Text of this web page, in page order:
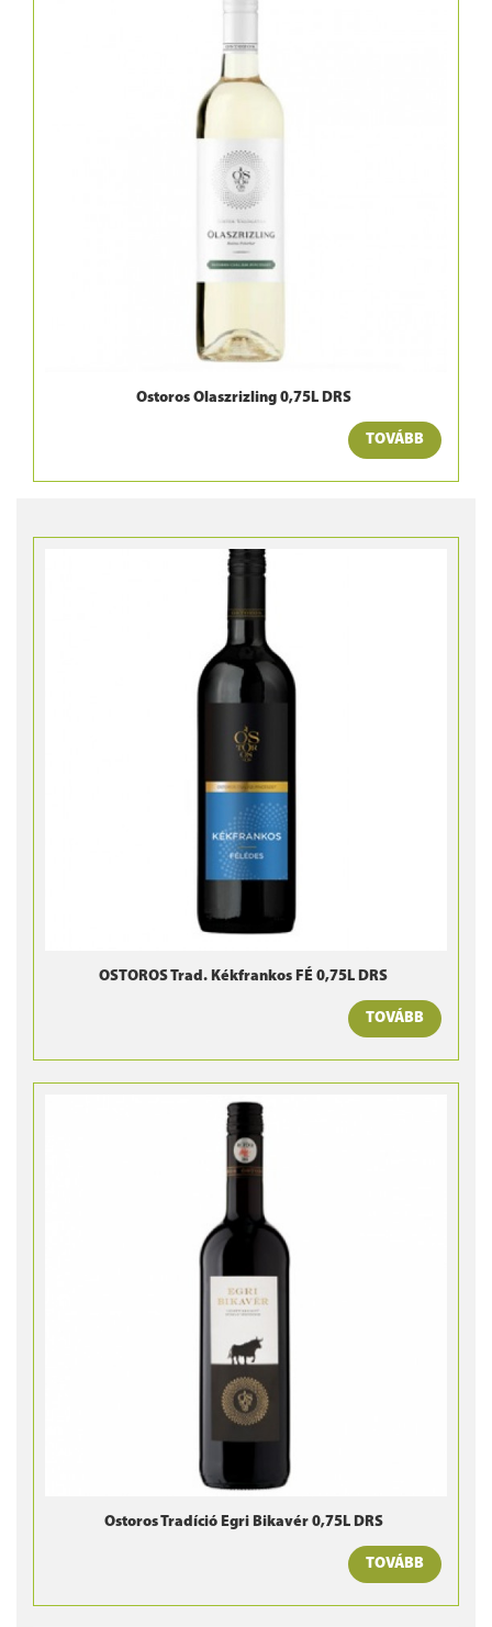
Ostoros Olaszrizling 0,75L DRS
TOVÁBB
OSTOROS Trad. Kékfrankos FÉ 0,75L DRS
TOVÁBB
Ostoros Tradíció Egri Bikavér 0,75L DRS
TOVÁBB